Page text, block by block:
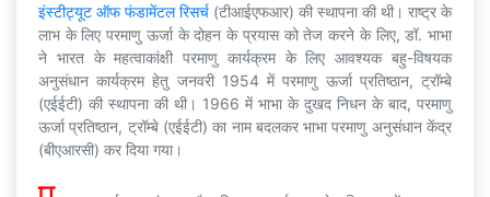
इंस्टीट्यूट ऑफ फंडामेंटल रिसर्च (टीआईएफआर) की स्थापना की थी। राष्ट्र के
लाभ के लिए परमाणु ऊर्जा के दोहन के प्रयास को तेज करने के लिए, डॉ. भाभा
ने भारत के महत्वाकांक्षी परमाणु कार्यक्रम के लिए आवश्यक बहु-विषयक
अनुसंधान कार्यक्रम हेतु जनवरी 1954 में परमाणु ऊर्जा प्रतिष्ठान, ट्रॉम्बे
(एईईटी) की स्थापना की थी। 1966 में भाभा के दुखद निधन के बाद, परमाणु
ऊर्जा प्रतिष्ठान, ट्रॉम्बे (एईईटी) का नाम बदलकर भाभा परमाणु अनुसंधान केंद्र
(बीएआरसी) कर दिया गया।